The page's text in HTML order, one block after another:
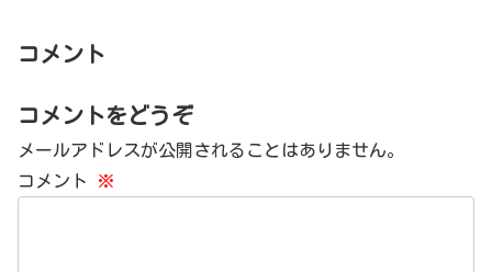
コメント
コメントをどうぞ
メールアドレスが公開されることはありません。
コメント
※